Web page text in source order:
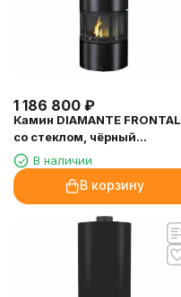
1 186 800 ₽
Камин DIAMANTE FRONTAL,
со стеклом, чёрный
(Traforart)
В наличии
В корзину